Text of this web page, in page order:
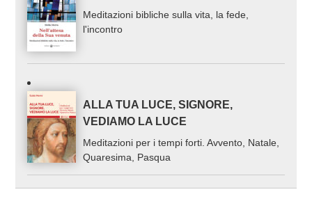
Meditazioni bibliche sulla vita, la fede,
l'incontro
ALLA TUA LUCE, SIGNORE,
VEDIAMO LA LUCE
Meditazioni per i tempi forti. Avvento, Natale,
Quaresima, Pasqua